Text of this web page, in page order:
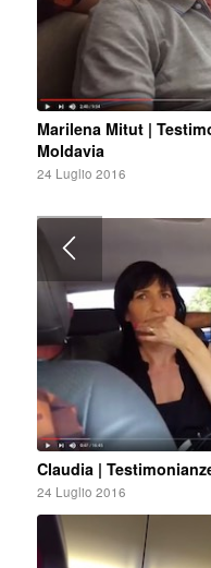
Marilena Mitut |
Moldavia
24 Luglio 2016
Claudia |
24 Luglio 2016